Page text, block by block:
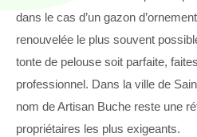
dans le cas d’un gazon
renouvelée le plus souvent
tonte de pelouse soit parfaite,
professionnel. Dans la ville de
nom de Artisan Buche reste une
propriétaires les plus exigeants.